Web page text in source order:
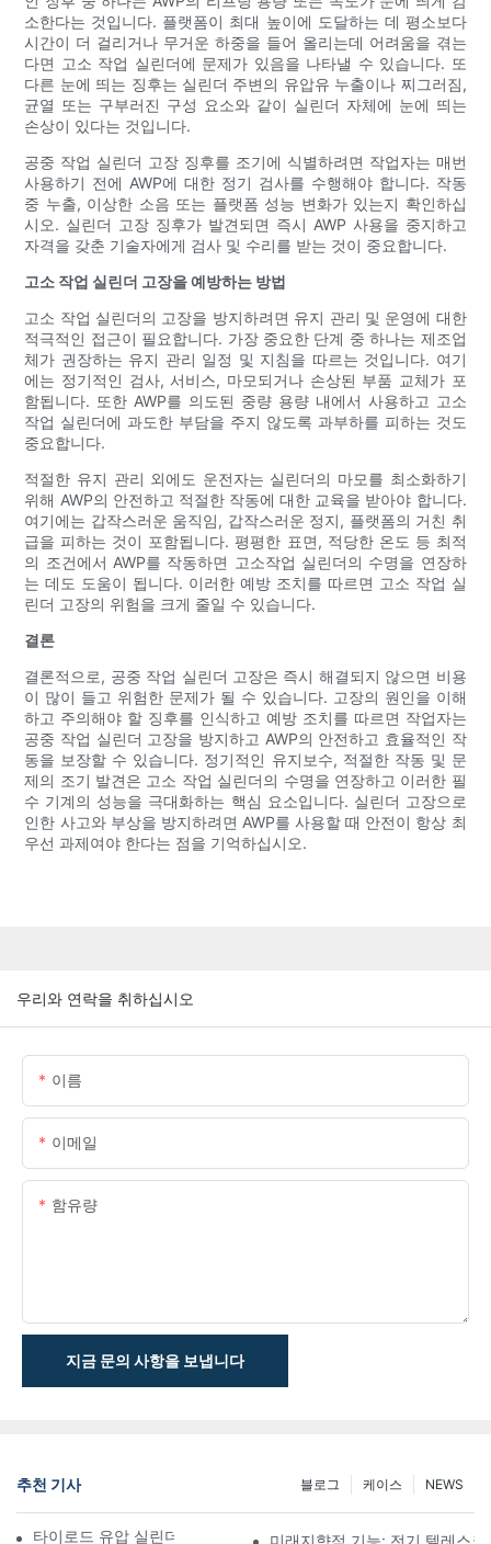
소한다는 것입니다. 플랫폼이 최대 높이에 도달하는 데 평소보다
시간이 더 걸리거나 무거운 하중을 들어 올리는데 어려움을 겪는
다면 고소 작업 실린더에 문제가 있음을 나타낼 수 있습니다. 또
다른 눈에 띄는 징후는 실린더 주변의 유압유 누출이나 찌그러짐,
균열 또는 구부러진 구성 요소와 같이 실린더 자체에 눈에 띄는
손상이 있다는 것입니다.
공중 작업 실린더 고장 징후를 조기에 식별하려면 작업자는 매번
사용하기 전에 AWP에 대한 정기 검사를 수행해야 합니다. 작동
중 누출, 이상한 소음 또는 플랫폼 성능 변화가 있는지 확인하십
시오. 실린더 고장 징후가 발견되면 즉시 AWP 사용을 중지하고
자격을 갖춘 기술자에게 검사 및 수리를 받는 것이 중요합니다.
고소 작업 실린더 고장을 예방하는 방법
고소 작업 실린더의 고장을 방지하려면 유지 관리 및 운영에 대한
적극적인 접근이 필요합니다. 가장 중요한 단계 중 하나는 제조업
체가 권장하는 유지 관리 일정 및 지침을 따르는 것입니다. 여기
에는 정기적인 검사, 서비스, 마모되거나 손상된 부품 교체가 포
함됩니다. 또한 AWP를 의도된 중량 용량 내에서 사용하고 고소
작업 실린더에 과도한 부담을 주지 않도록 과부하를 피하는 것도
중요합니다.
적절한 유지 관리 외에도 운전자는 실린더의 마모를 최소화하기
위해 AWP의 안전하고 적절한 작동에 대한 교육을 받아야 합니다.
여기에는 갑작스러운 움직임, 갑작스러운 정지, 플랫폼의 거친 취
급을 피하는 것이 포함됩니다. 평평한 표면, 적당한 온도 등 최적
의 조건에서 AWP를 작동하면 고소작업 실린더의 수명을 연장하
는 데도 도움이 됩니다. 이러한 예방 조치를 따르면 고소 작업 실
린더 고장의 위험을 크게 줄일 수 있습니다.
결론
결론적으로, 공중 작업 실린더 고장은 즉시 해결되지 않으면 비용
이 많이 들고 위험한 문제가 될 수 있습니다. 고장의 원인을 이해
하고 주의해야 할 징후를 인식하고 예방 조치를 따르면 작업자는
공중 작업 실린더 고장을 방지하고 AWP의 안전하고 효율적인 작
동을 보장할 수 있습니다. 정기적인 유지보수, 적절한 작동 및 문
제의 조기 발견은 고소 작업 실린더의 수명을 연장하고 이러한 필
수 기계의 성능을 극대화하는 핵심 요소입니다. 실린더 고장으로
인한 사고와 부상을 방지하려면 AWP를 사용할 때 안전이 항상 최
우선 과제여야 한다는 점을 기억하십시오.
우리와 연락을 취하십시오
이름
이메일
함유량
지금 문의 사항을 보냅니다
추천 기사 NEWS
케이스
블로그
타이로드 유압 실린더의 기능과 중요성 이해미래지향적 기능: 전기 텔레스